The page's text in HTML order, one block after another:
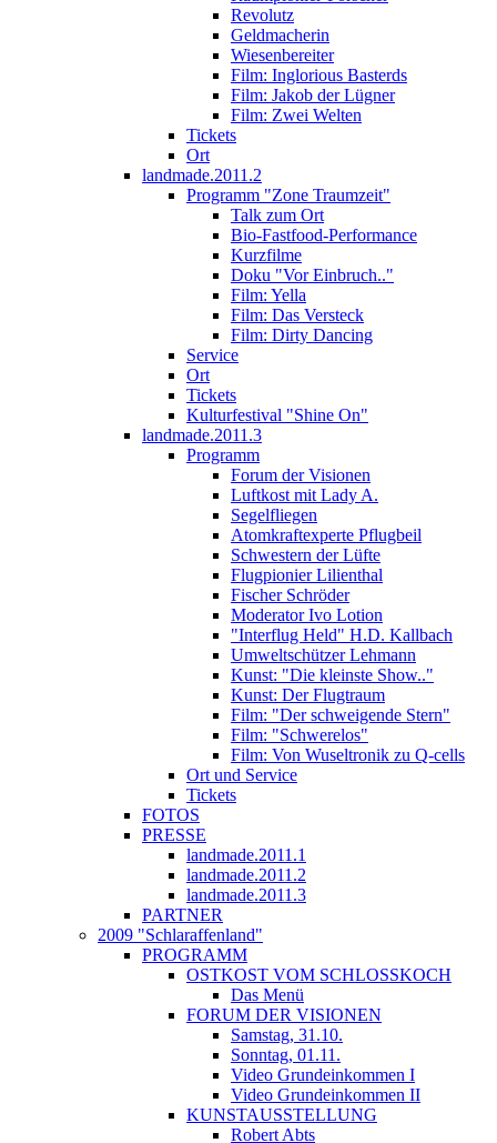
Revolutz
Geldmacherin
Wiesenbereiter
Film: Inglorious Basterds
Film: Jakob der Lügner
Film: Zwei Welten
Tickets
Ort
landmade.2011.2
Programm "Zone Traumzeit"
Talk zum Ort
Bio-Fastfood-Performance
Kurzfilme
Doku "Vor Einbruch.."
Film: Yella
Film: Das Versteck
Film: Dirty Dancing
Service
Ort
Tickets
Kulturfestival "Shine On"
landmade.2011.3
Programm
Forum der Visionen
Luftkost mit Lady A.
Segelfliegen
Atomkraftexperte Pflugbeil
Schwestern der Lüfte
Flugpionier Lilienthal
Fischer Schröder
Moderator Ivo Lotion
"Interflug Held" H.D. Kallbach
Umweltschützer Lehmann
Kunst: "Die kleinste Show.."
Kunst: Der Flugtraum
Film: "Der schweigende Stern"
Film: "Schwerelos"
Film: Von Wuseltronik zu Q-cells
Ort und Service
Tickets
FOTOS
PRESSE
landmade.2011.1
landmade.2011.2
landmade.2011.3
PARTNER
2009 "Schlaraffenland"
PROGRAMM
OSTKOST VOM SCHLOSSKOCH
Das Menü
FORUM DER VISIONEN
Samstag, 31.10.
Sonntag, 01.11.
Video Grundeinkommen I
Video Grundeinkommen II
KUNSTAUSSTELLUNG
Robert Abts